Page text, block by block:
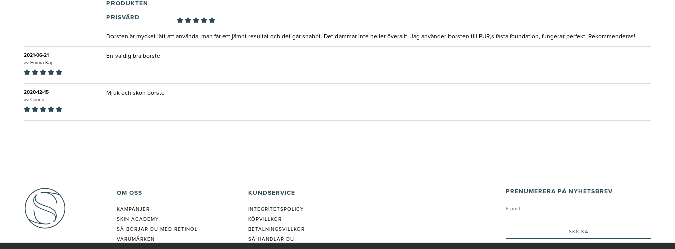
PRODUKTEN
PRISVÄRD
Borsten är mycket lätt att använda, man får ett jämnt resultat och det går snabbt. Det dammar inte heller överallt. Jag använder borsten till PUR,s fasta foundation, fungerar perfekt. Rekommenderas!
2021-06-21
av Emma-Kaj
En väldig bra borste
2020-12-15
av Carina
Mjuk och skön borste
OM OSS
KAMPANJER
SKIN ACADEMY
SÅ BÖRJAR DU MED RETINOL
VARUMÄRKEN
KUNDSERVICE
INTEGRITETSPOLICY
KÖPVILLKOR
BETALNINGSVILLKOR
SÅ HANDLAR DU
PRENUMERERA PÅ NYHETSBREV